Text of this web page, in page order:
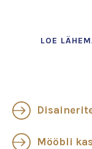
LOE
Mööbli